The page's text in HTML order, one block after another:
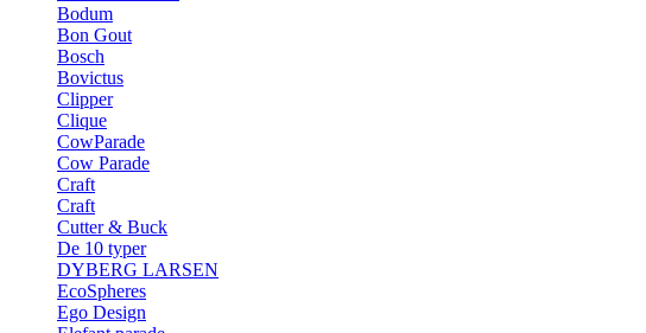
Bodum
Bon Gout
Bosch
Bovictus
Clipper
Clique
CowParade
Cow Parade
Craft
Craft
Cutter & Buck
De 10 typer
DYBERG LARSEN
EcoSpheres
Ego Design